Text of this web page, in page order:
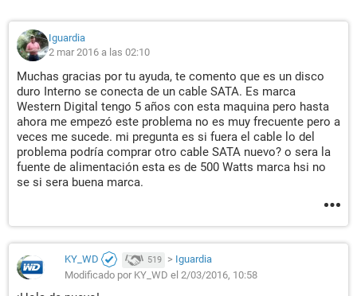
Iguardia
2 mar 2016 a las 02:10
Muchas gracias por tu ayuda, te comento que es un disco
duro Interno se conecta de un cable SATA. Es marca
Western Digital tengo 5 años con esta maquina pero hasta
ahora me empezó este problema no es muy frecuente pero a
veces me sucede. mi pregunta es si fuera el cable lo del
problema podría comprar otro cable SATA nuevo? o sera la
fuente de alimentación esta es de 500 Watts marca hsi no
se si sera buena marca.
KY_WD 519 > Iguardia
Modificado por KY_WD el 2/03/2016, 10:58